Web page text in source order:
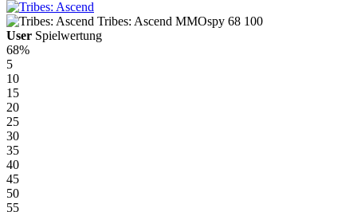
Tribes: Ascend MMOspy 68 100
User Spielwertung
68%
5
10
15
20
25
30
35
40
45
50
55